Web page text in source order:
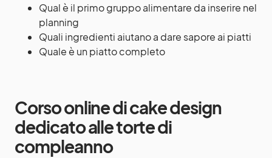
Qual è il primo gruppo alimentare da inserire nel
planning
Quali ingredienti aiutano a dare sapore ai piatti
Quale è un piatto completo
Corso online di cake design
dedicato alle torte di
compleanno